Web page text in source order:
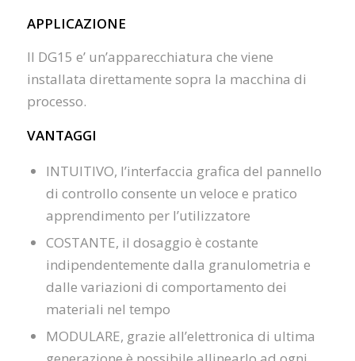
APPLICAZIONE
Il DG15 e’ un’apparecchiatura che viene
installata direttamente sopra la macchina di
processo.
VANTAGGI
INTUITIVO, l’interfaccia grafica del pannello
di controllo consente un veloce e pratico
apprendimento per l’utilizzatore
COSTANTE, il dosaggio è costante
indipendentemente dalla granulometria e
dalle variazioni di comportamento dei
materiali nel tempo
MODULARE, grazie all’elettronica di ultima